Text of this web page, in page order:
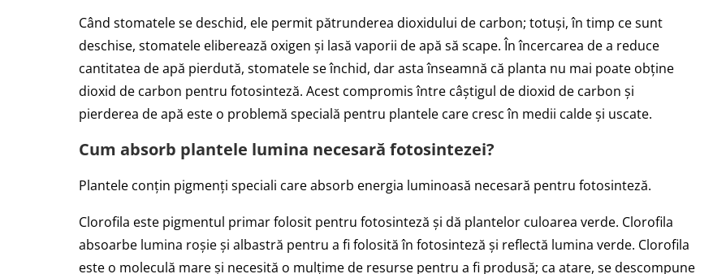
Când stomatele se deschid, ele permit pătrunderea dioxidului de carbon; totuși, în timp ce sunt
deschise, stomatele eliberează oxigen și lasă vaporii de apă să scape. În încercarea de a reduce
cantitatea de apă pierdută, stomatele se închid, dar asta înseamnă că planta nu mai poate obține
dioxid de carbon pentru fotosinteză. Acest compromis între câștigul de dioxid de carbon și
pierderea de apă este o problemă specială pentru plantele care cresc în medii calde și uscate.
Cum absorb plantele lumina necesară fotosintezei?
Plantele conțin pigmenți speciali care absorb energia luminoasă necesară pentru fotosinteză.
Clorofila este pigmentul primar folosit pentru fotosinteză și dă plantelor culoarea verde. Clorofila
absoarbe lumina roșie și albastră pentru a fi folosită în fotosinteză și reflectă lumina verde. Clorofila
este o moleculă mare și necesită o mulțime de resurse pentru a fi produsă; ca atare, se descompune